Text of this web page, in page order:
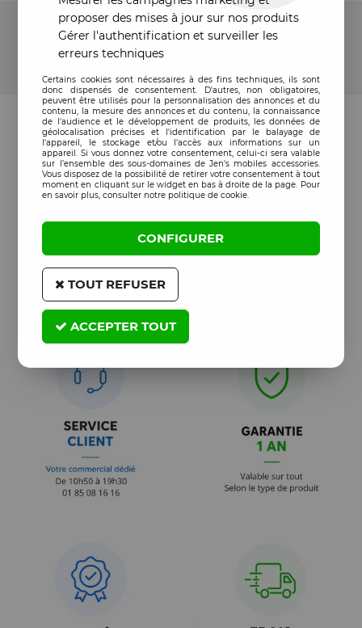
14 articles sur 14
proposer des mises à jour sur nos produits
Gérer l'authentification et surveiller les
erreurs techniques
Certains cookies sont nécessaires à des fins techniques, ils sont
donc dispensés de consentement. D'autres, non obligatoires,
peuvent être utilisés pour la personnalisation des annonces et du
contenu, la mesure des annonces et du contenu, la connaissance
de l'audience et le développement de produits, les données de
géolocalisation précises et l'identification par le balayage de
l'appareil, le stockage et/ou l'accès aux informations sur un
appareil. Si vous donnez votre consentement, celui-ci sera valable
sur l’ensemble des sous-domaines de Jen's mobiles accessories.
Vous disposez de la possibilité de retirer votre consentement à tout
moment en cliquant sur le widget en bas à droite de la page. Pour
en savoir plus, consulter notre politique de cookie.
CONFIGURER
TOUT REFUSER
ACCEPTER TOUT